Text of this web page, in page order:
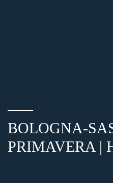
BOLOGNA-
PRIMAVERA |